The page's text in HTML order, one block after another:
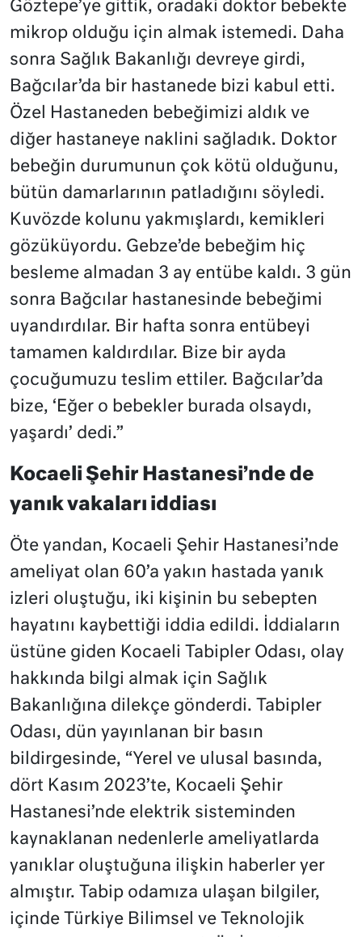
Göztepe’ye gittik, oradaki doktor bebekte
mikrop olduğu için almak istemedi. Daha
sonra Sağlık Bakanlığı devreye girdi,
Bağcılar’da bir hastanede bizi kabul etti.
Özel Hastaneden bebeğimizi aldık ve
diğer hastaneye naklini sağladık. Doktor
bebeğin durumunun çok kötü olduğunu,
bütün damarlarının patladığını söyledi.
Kuvözde kolunu yakmışlardı, kemikleri
gözüküyordu. Gebze’de bebeğim hiç
besleme almadan 3 ay entübe kaldı. 3 gün
sonra Bağcılar hastanesinde bebeğimi
uyandırdılar. Bir hafta sonra entübeyi
tamamen kaldırdılar. Bize bir ayda
çocuğumuzu teslim ettiler. Bağcılar’da
bize, ‘Eğer o bebekler burada olsaydı,
yaşardı’ dedi.”
Kocaeli Şehir Hastanesi’nde de
yanık vakaları iddiası
Öte yandan, Kocaeli Şehir Hastanesi’nde
ameliyat olan 60’a yakın hastada yanık
izleri oluştuğu, iki kişinin bu sebepten
hayatını kaybettiği iddia edildi. İddiaların
üstüne giden Kocaeli Tabipler Odası, olay
hakkında bilgi almak için Sağlık
Bakanlığına dilekçe gönderdi. Tabipler
Odası, dün yayınlanan bir basın
bildirgesinde, “Yerel ve ulusal basında,
dört Kasım 2023’te, Kocaeli Şehir
Hastanesi’nde elektrik sisteminden
kaynaklanan nedenlerle ameliyatlarda
yanıklar oluştuğuna ilişkin haberler yer
almıştır. Tabip odamıza ulaşan bilgiler,
içinde Türkiye Bilimsel ve Teknolojik